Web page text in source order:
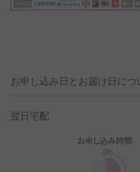
お申し込み日とお届け日につ
翌日宅配